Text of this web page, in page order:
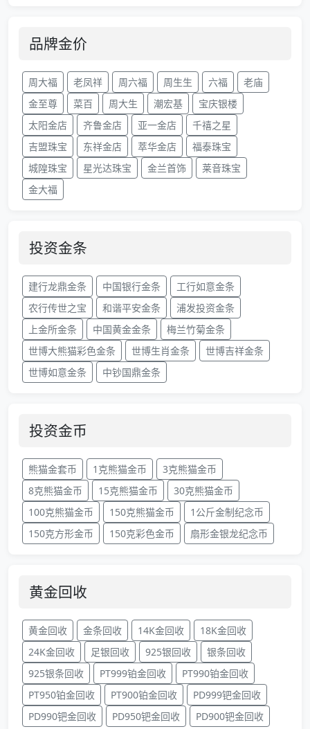
品牌金价
周大福 老凤祥 周六福 周生生 六福
老庙
金至尊
菜百 周大生 潮宏基
宝庆银楼
太阳金店
齐鲁金店 亚一金店
千禧之星
吉盟珠宝
东祥金店 萃华金店
福泰珠宝
城隍珠宝
星光达珠宝 金兰首饰
莱音珠宝
金大福
投资金条
建行龙鼎金条 中国银行金条
工行如意金条
农行传世之宝
和谐平安金条
浦发投资金条
上金所金条
中国黄金金条
梅兰竹菊金条
世博大熊猫彩色金条
世博生肖金条
世博吉祥金条
世博如意金条
中钞国鼎金条
投资金币
熊猫金套币 1克熊猫金币
3克熊猫金币
8克熊猫金币
15克熊猫金币
30克熊猫金币
100克熊猫金币
150克熊猫金币
1公斤金制纪念币
150克方形金币
150克彩色金币 扇形金银龙纪念币
黄金回收
黄金回收 金条回收 14K金回收
18K金回收
24K金回收
足银回收 925银回收
银条回收
925银条回收
PT999铂金回收
PT990铂金回收
PT950铂金回收
PT900铂金回收
PD999钯金回收
PD990钯金回收
PD950钯金回收 PD900钯金回收